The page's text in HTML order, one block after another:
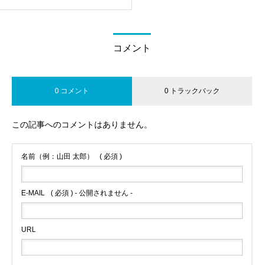
コメント
0 コメント 0 トラックバック
この記事へのコメントはありません。
名前（例：山田 太郎） ( 必須 )
E-MAIL ( 必須 ) - 公開されません -
URL